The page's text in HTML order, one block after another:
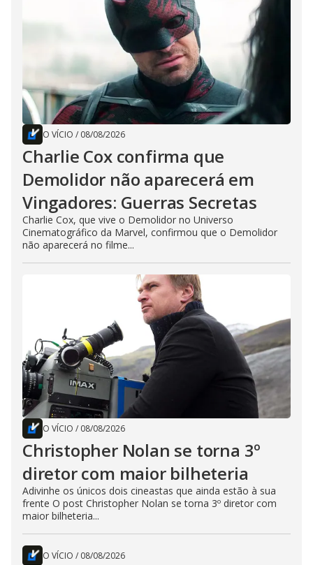
O VÍCIO / 08/08/2026
Charlie Cox confirma que
Demolidor não aparecerá em
Vingadores: Guerras Secretas
Charlie Cox, que vive o Demolidor no Universo
Cinematográfico da Marvel, confirmou que o Demolidor
não aparecerá no filme...
O VÍCIO / 08/08/2026
Christopher Nolan se torna 3º
diretor com maior bilheteria
Adivinhe os únicos dois cineastas que ainda estão à sua
frente O post Christopher Nolan se torna 3º diretor com
maior bilheteria...
O VÍCIO / 08/08/2026